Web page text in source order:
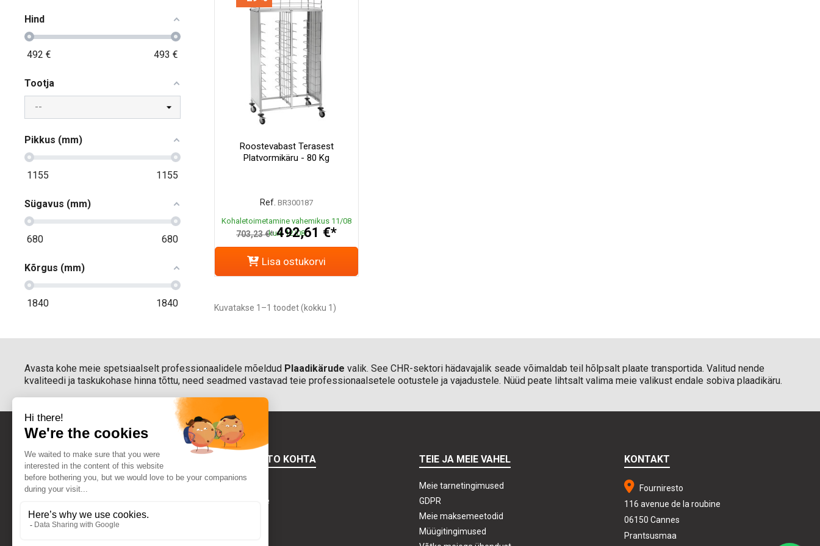
Hind
492 € 493 €
Tootja
Pikkus (mm)
1155 1155
Sügavus (mm)
680 680
Kõrgus (mm)
1840 1840
Roostevabast Terasest
Platvormikäru - 80 Kg
Ref. BR300187
Kohaletoimetamine vahemikus 11/08
kuni 12/08
703,23 €* 492,61 €*
Lisa ostukorvi
Kuvatakse 1–1 toodet (kokku 1)
Avasta kohe meie spetsiaalselt professionaalidele mõeldud Plaadikärude valik. See CHR-sektori hädavajalik seade võimaldab teil hõlpsalt plaate transportida. Valitud nende
kvaliteedi ja taskukohase hinna tõttu, need seadmed vastavad teie professionaalsetele ootustele ja vajadustele. Nüüd peate lihtsalt valima meie valikust endale sobiva plaadikäru.
VÕTA MEIEGA ÜHENDUST
FOURNIRESTO KOHTA
Kes Me Oleme
TEIE JA MEIE VAHEL
Meie tarnetingimused
GDPR
Meie maksemeetodid
Müügitingimused
KONTAKT
Fourniresto
116 avenue de la roubine
06150 Cannes
Prantsusmaa